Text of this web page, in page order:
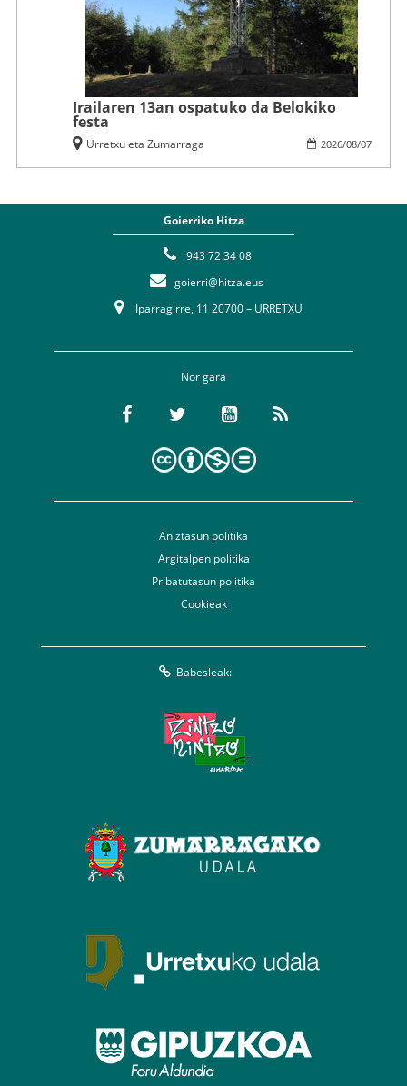
Irailaren 13an ospatuko da Belokiko
festa
2026/08/07
Urretxu eta Zumarraga
Goierriko Hitza
943 72 34 08
goierri@hitza.eus
Iparragirre, 11 20700 – URRETXU
Nor gara
Aniztasun politika
Argitalpen politika
Pribatutasun politika
Cookieak
Babesleak: